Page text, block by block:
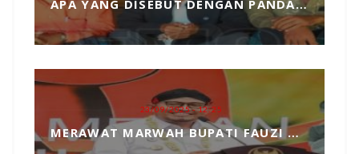
APA YANG DISEBUT DENGAN PANDANGAN DUNIA, MARI KITA ULAS SECARA SEDERHANA
23/09/2025 - 12:25
MERAWAT MARWAH BUPATI FAUZI DARI TANGAN JAHIL PENYELENGGARA EVENT MCF 2025